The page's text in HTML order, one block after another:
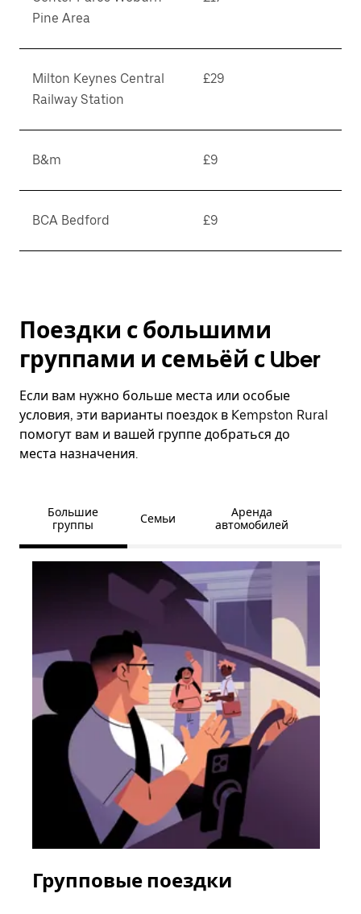
Pine Area
Milton Keynes Central
Railway Station
£29
B&m £9
BCA Bedford £9
Поездки с большими
группами и семьёй с Uber
Если вам нужно больше места или особые
условия, эти варианты поездок в Kempston Rural
помогут вам и вашей группе добраться до
места назначения.
Большие
группы
Семьи
Аренда
автомобилей
Групповые поездки